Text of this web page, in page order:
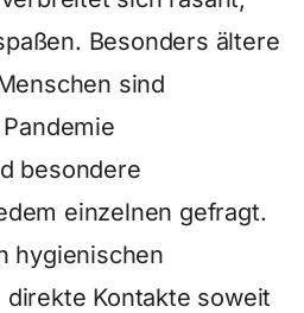
Besonders ältere
sind
besondere
einzelnen gefragt.
hygienischen
direkte Kontakte soweit